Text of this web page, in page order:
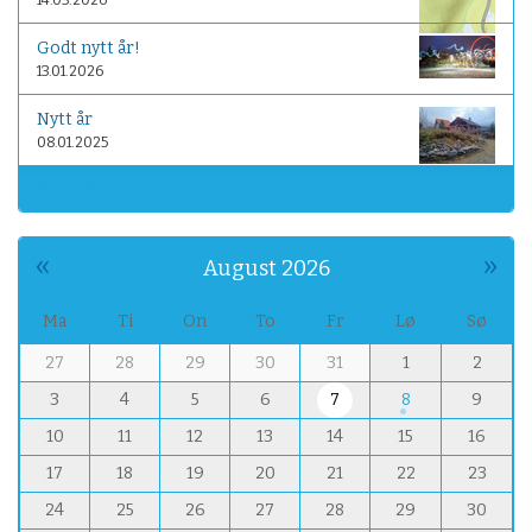
s
g
o
e
d
/
d
g
Godt nytt år!
13.01.2026
Nytt år
08.01.2025
« August 2026 »
o
h
Ma Ti On To Fr Lø Sø
27 28 29 30 31 1
2
3
4 5 6 7 8
9
10
11 12 13 14 15
16
17
18 19 20 21 22
23
24
25 26 27 28 29
30